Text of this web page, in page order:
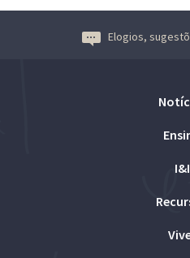
Elogios,
I&I